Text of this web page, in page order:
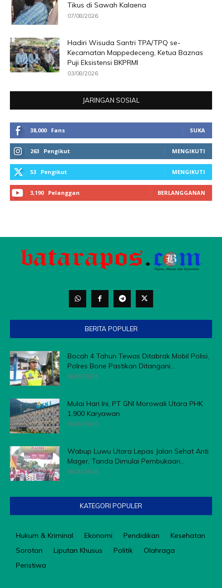
Tikus di Sawah Kalaena
07/08/2026
Hadiri Wisuda Santri TPA/TPQ se-
Kecamatan Mappedeceng, Ketua Baznas
Puji Eksistensi BKPRMI
03/08/2026
JARINGAN SOSIAL
38,000 Fans SUKA
263 Pengikut MENGIKUTI
53 Pengikut MENGIKUTI
3,190 Pelanggan BERLANGGANAN
BERITA POPULER
Bocah 4 Tahun Tewas Ditabrak Mobil Polisi,
Polres Bone Pastikan Ditangani...
06/08/2026
Mulai Hari Ini, PT GNI Morowali Utara PHK
1.900 Karyawan
05/08/2026
Wabup Luwu Utara Lepas Jalan Sehat Anti
Mager, Tanda Dimulai Pembukaan...
04/08/2026
KATEGORI POPULER
Hukum & Kriminal Ekonomi Pendidikan
Kesehatan
Sorotan
Liputan Khusus Politik
Olahraga
Peristiwa